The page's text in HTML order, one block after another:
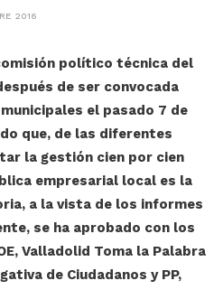
2016
político técnica del
de ser convocada
el pasado 7 de
que, de las diferentes
la gestión cien por cien
empresarial local es la
a la vista de los informes
se ha aprobado con los
Valladolid Toma la Palabra
de Ciudadanos y PP,